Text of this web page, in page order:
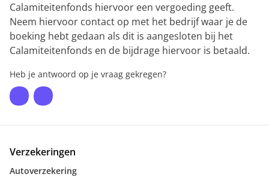
Calamiteitenfonds hiervoor een vergoeding geeft.
Neem hiervoor contact op met het bedrijf waar je de
boeking hebt gedaan als dit is aangesloten bij het
Calamiteitenfonds en de bijdrage hiervoor is betaald.
Heb je antwoord op je vraag gekregen?
Verzekeringen
Autoverzekering